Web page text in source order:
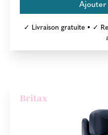
✓ Livraison gratuite • ✓
Britax